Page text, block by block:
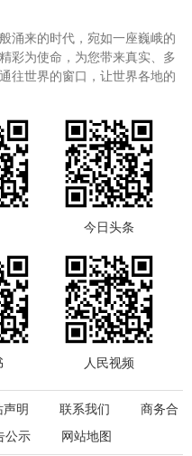
涌来的时代，宛如一座巍峨的
彩为使命，为您带来真实、多
往世界的窗口，让世界各地的
今日头条
人民视频
声明 联系我们
商务合
公示 网站地图